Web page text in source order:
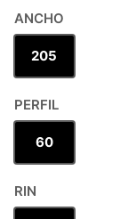
ANCHO
205
PERFIL
60
RIN